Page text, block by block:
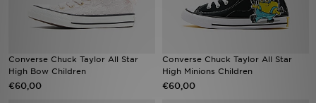
Converse Chuck Taylor All Star
High Bow Children
€60,00
Converse Chuck Taylor All Star
High Minions Children
€60,00
Mijn JD
Klantenservice
Download de app